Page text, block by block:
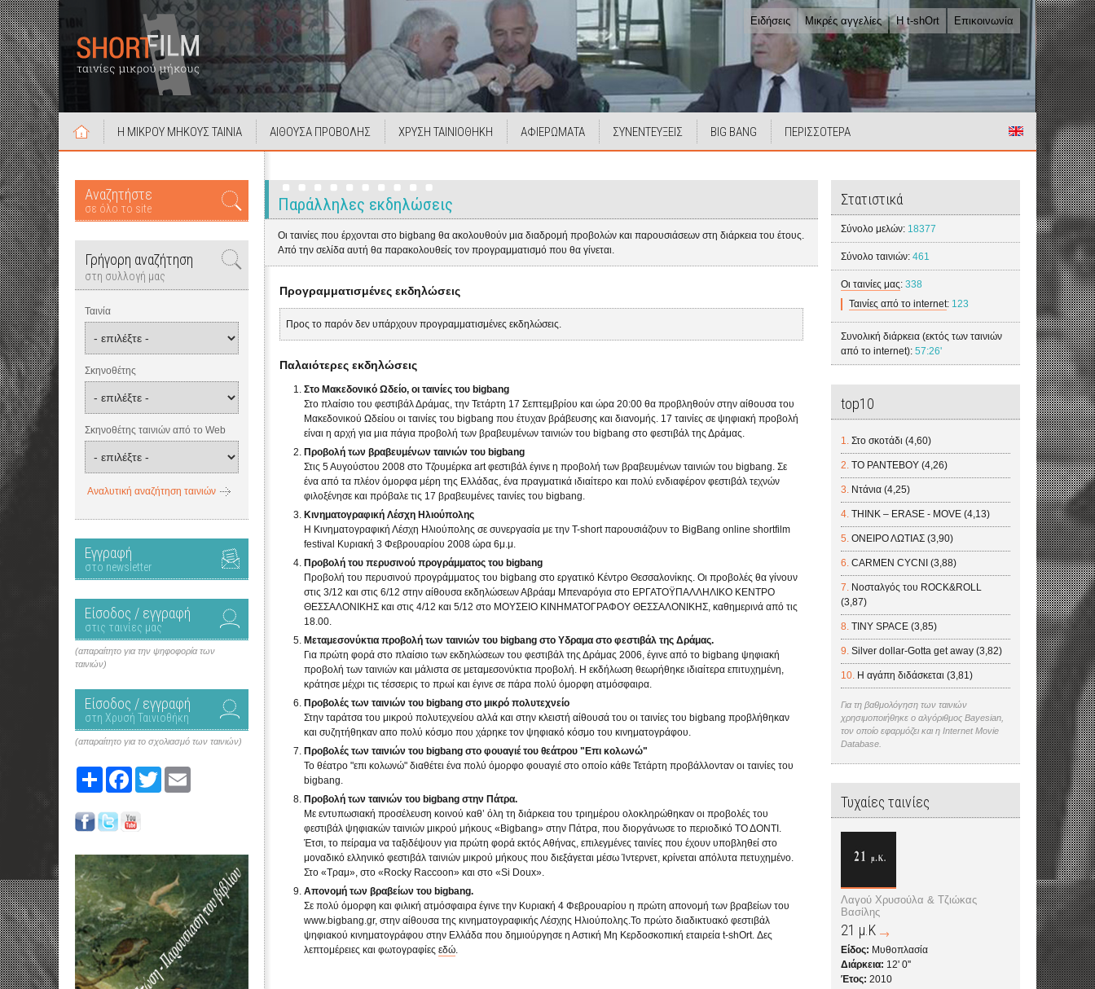
Ειδήσεις Μικρές αγγελίες Η t-shOrt Επικοινωνία
Η ΜΙΚΡΟΥ ΜΗΚΟΥΣ ΤΑΙΝΙΑ ΑΙΘΟΥΣΑ ΠΡΟΒΟΛΗΣ ΧΡΥΣΗ ΤΑΙΝΙΟΘΗΚΗ ΑΦΙΕΡΩΜΑΤΑ ΣΥΝΕΝΤΕΥΞΕΙΣ BIG BANG ΠΕΡΙΣΣΟΤΕΡΑ
Αναζητήστε
σε όλο το site
Γρήγορη αναζήτηση
στη συλλογή μας
Ταινία
Σκηνοθέτης
Σκηνοθέτης ταινιών από το Web
Αναλυτική αναζήτηση ταινιών
Εγγραφή
στο newsletter
Είσοδος / εγγραφή
στις ταινίες μας
(απαραίτητο για την ψηφοφορία των
ταινιών)
Είσοδος / εγγραφή
στη Χρυσή Ταινιοθήκη
(απαραίτητο για το σχολιασμό των ταινιών)
Share FacebookTwitter
Παράλληλες εκδηλώσεις
Οι ταινίες που έρχονται στο bigbang θα ακολουθούν μια διαδρομή προβολών και παρουσιάσεων στη διάρκεια του έτους.
Από την σελίδα αυτή θα παρακολουθείς τον προγραμματισμό που θα γίνεται.
Προγραμματισμένες εκδηλώσεις
Προς το παρόν δεν υπάρχουν προγραμματισμένες εκδηλώσεις.
Παλαιότερες εκδηλώσεις
Στο Μακεδονικό Ωδείο, οι ταινίες του bigbang
Στο πλαίσιο του φεστιβάλ Δράμας, την Τετάρτη 17 Σεπτεμβρίου και ώρα 20:00 θα προβληθούν στην αίθουσα του
Μακεδονικού Ωδείου οι ταινίες του bigbang που έτυχαν βράβευσης και διανομής. 17 ταινίες σε ψηφιακή προβολή
είναι η αρχή για μια πάγια προβολή των βραβευμένων ταινιών του bigbang στο φεστιβάλ της Δράμας.
Προβολή των βραβευμένων ταινιών του bigbang
Στις 5 Αυγούστου 2008 στο Τζουμέρκα art φεστιβάλ έγινε η προβολή των βραβευμένων ταινιών του bigbang. Σε
ένα από τα πλέον όμορφα μέρη της Ελλάδας, ένα πραγματικά ιδιαίτερο και πολύ ενδιαφέρον φεστιβάλ τεχνών
φιλοξένησε και πρόβαλε τις 17 βραβευμένες ταινίες του bigbang.
Κινηματογραφική Λέσχη Ηλιούπολης
Η Κινηματογραφική Λέσχη Ηλιούπολης σε συνεργασία με την T-short παρουσιάζουν το BigBang online shortfilm
festival Κυριακή 3 Φεβρουαρίου 2008 ώρα 6μ.μ.
Προβολή του περυσινού προγράμματος του bigbang
Προβολή του περυσινού προγράμματος του bigbang στο εργατικό Κέντρο Θεσσαλονίκης. Οι προβολές θα γίνουν
στις 3/12 και στις 6/12 στην αίθουσα εκδηλώσεων Αβράαμ Μπεναρόγια στο ΕΡΓΑΤΟΫΠΑΛΛΗΛΙΚΟ ΚΕΝΤΡΟ
ΘΕΣΣΑΛΟΝΙΚΗΣ και στις 4/12 και 5/12 στο ΜΟΥΣΕΙΟ ΚΙΝΗΜΑΤΟΓΡΑΦΟΥ ΘΕΣΣΑΛΟΝΙΚΗΣ, καθημερινά από τις
18.00.
Μεταμεσονύκτια προβολή των ταινιών του bigbang στο Υδραμα στο φεστιβάλ της Δράμας.
Για πρώτη φορά στο πλαίσιο των εκδηλώσεων του φεστιβάλ της Δράμας 2006, έγινε από το bigbang ψηφιακή
προβολή των ταινιών και μάλιστα σε μεταμεσονύκτια προβολή. Η εκδήλωση θεωρήθηκε ιδιαίτερα επιτυχημένη,
κράτησε μέχρι τις τέσσερις το πρωί και έγινε σε πάρα πολύ όμορφη ατμόσφαιρα.
Προβολές των ταινιών του bigbang στο μικρό πολυτεχνείο
Στην ταράτσα του μικρού πολυτεχνείου αλλά και στην κλειστή αίθουσά του οι ταινίες του bigbang προβλήθηκαν
και συζητήθηκαν απο πολύ κόσμο που χάρηκε τον ψηφιακό κόσμο του κινηματογράφου.
Προβολές των ταινιών του bigbang στο φουαγιέ του θεάτρου "Επι κολωνώ"
Το θέατρο "επι κολωνώ" διαθέτει ένα πολύ όμορφο φουαγιέ στο οποίο κάθε Τετάρτη προβάλλονταν οι ταινίες του
bigbang.
Προβολή των ταινιών του bigbang στην Πάτρα.
Με εντυπωσιακή προσέλευση κοινού καθ’ όλη τη διάρκεια του τριημέρου ολοκληρώθηκαν οι προβολές του
φεστιβάλ ψηφιακών ταινιών μικρού μήκους «Bigbang» στην Πάτρα, που διοργάνωσε το περιοδικό ΤΟ ΔΟΝΤΙ.
Έτσι, το πείραμα να ταξιδέψουν για πρώτη φορά εκτός Αθήνας, επιλεγμένες ταινίες που έχουν υποβληθεί στο
μοναδικό ελληνικό φεστιβάλ ταινιών μικρού μήκους που διεξάγεται μέσω Ίντερνετ, κρίνεται απόλυτα πετυχημένο.
Στο «Τραμ», στο «Rocky Raccoon» και στο «Si Doux».
Απονομή των βραβείων του bigbang.
Σε πολύ όμορφη και φιλική ατμόσφαιρα έγινε την Κυριακή 4 Φεβρουαρίου η πρώτη απονομή των βραβείων του
www.bigbang.gr, στην αίθουσα της κινηματογραφικής Λέσχης Ηλιούπολης.Το πρώτο διαδικτυακό φεστιβάλ
ψηφιακού κινηματογράφου στην Ελλάδα που δημιούργησε η Αστική Μη Κερδοσκοπική εταιρεία t-shOrt. Δες
λεπτομέρειες και φωτογραφίες εδώ.
Στατιστικά
Σύνολο μελών: 18377
Σύνολο ταινιών:461
Οι ταινίες μας:338
Ταινίες από το internet: 123
Συνολική διάρκεια (εκτός των ταινιών
από το internet):57:26'
top10
Στο σκοτάδι (4,60)
ΤΟ ΡΑΝΤΕΒΟΥ (4,26)
Ντάνια (4,25)
THINK – ERASE - MOVE (4,13)
ΟΝΕΙΡΟ ΛΩΤΙΑΣ (3,90)
CARMEN CYCNI (3,88)
Νοσταλγός του ROCK&ROLL
(3,87)
TINY SPACE (3,85)
Silver dollar-Gotta get away (3,82)
Η αγάπη διδάσκεται (3,81)
Για τη βαθμολόγηση των ταινιών
χρησιμοποιήθηκε ο αλγόριθμος Bayesian,
τον οποίο εφαρμόζει και η Internet Movie
Database.
Τυχαίες ταινίες
Λαγού Χρυσούλα & Τζιώκας
Βασίλης
21 μ.Κ
Είδος: Μυθοπλασία
Διάρκεια: 12' 0''
Έτος: 2010